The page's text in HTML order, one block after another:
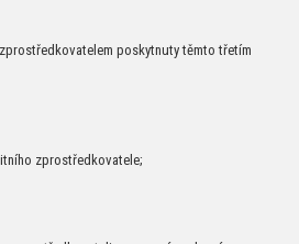
poskytnuty těmto třetím
zprostředkovatele;